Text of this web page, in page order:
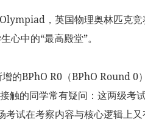
，英国物理奥林匹克竞
心中的“最高殿堂”。
的BPhO R0（BPhO Round 0
触的同学常有疑问：这两级考
试在考察内容与核心逻辑上